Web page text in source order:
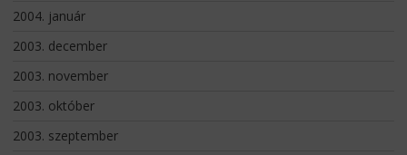
2004. január
2003. december
2003. november
2003. október
2003. szeptember